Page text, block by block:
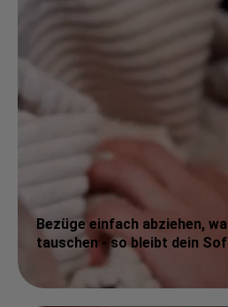
Bezüge einfach abziehen,
tauschen - so bleibt dein